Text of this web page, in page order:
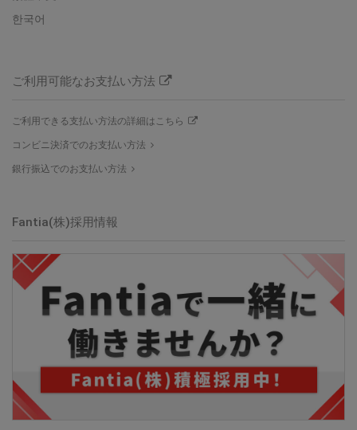
한국어
ご利用可能なお支払い方法
ご利用できる支払い方法の詳細はこちら
コンビニ決済でのお支払い方法
銀行振込でのお支払い方法
Fantia(株)採用情報